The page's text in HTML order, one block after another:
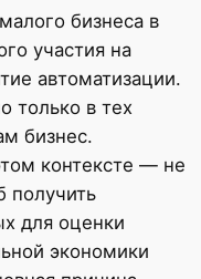
бизнеса в
участия на
автоматизации.
только в тех
бизнес.
контексте — не
получить
для оценки
экономики